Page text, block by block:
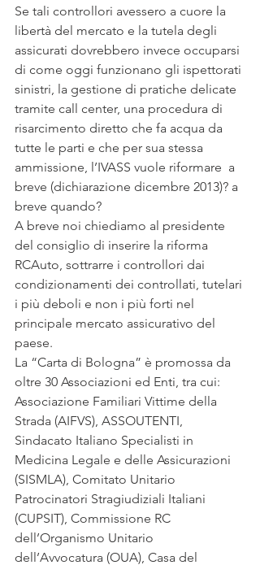
Se tali controllori avessero a cuore la
libertà del mercato e la tutela degli
assicurati dovrebbero invece occuparsi
di come oggi funzionano gli ispettorati
sinistri, la gestione di pratiche delicate
tramite call center, una procedura di
risarcimento diretto che fa acqua da
tutte le parti e che per sua stessa
ammissione, l’IVASS vuole riformare  a
breve (dichiarazione dicembre 2013)? a
breve quando?
A breve noi chiediamo al presidente
del consiglio di inserire la riforma
RCAuto, sottrarre i controllori dai
condizionamenti dei controllati, tutelari
i più deboli e non i più forti nel
principale mercato assicurativo del
paese.
La “Carta di Bologna” è promossa da
oltre 30 Associazioni ed Enti, tra cui:
Associazione Familiari Vittime della
Strada (AIFVS), ASSOUTENTI,
Sindacato Italiano Specialisti in
Medicina Legale e delle Assicurazioni
(SISMLA), Comitato Unitario
Patrocinatori Stragiudiziali Italiani
(CUPSIT), Commissione RC
dell’Organismo Unitario
dell’Avvocatura (OUA), Casa del